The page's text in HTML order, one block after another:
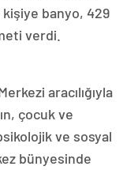
kişiye banyo, 429
verdi.
aracılığıyla
çocuk ve
ve sosyal
bünyesinde